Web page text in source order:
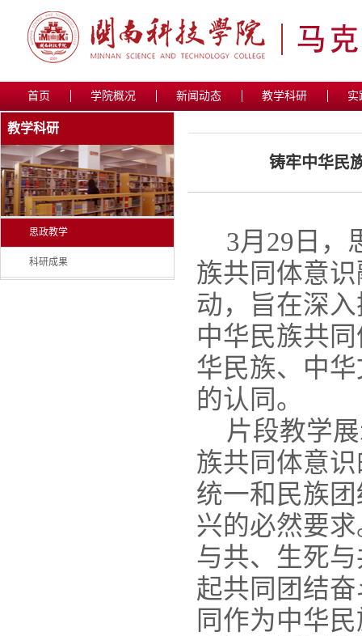
首页 学院概况 新闻动态 教学科研 实
教学科研
思政教学
科研成果
铸牢中华民
3月29日，
族共同体意
动，旨在深
中华民族共
华民族、中
的认同。
片段教学
族共同体意
统一和民族
兴的必然要
与共、生死
起共同团结
同作为中华